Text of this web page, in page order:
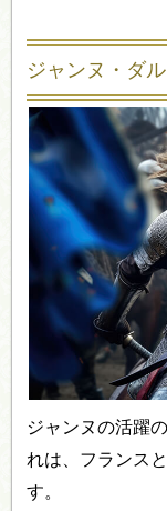
ジャンヌ・ダ
ジャンヌの活躍
れは、フランス
す。